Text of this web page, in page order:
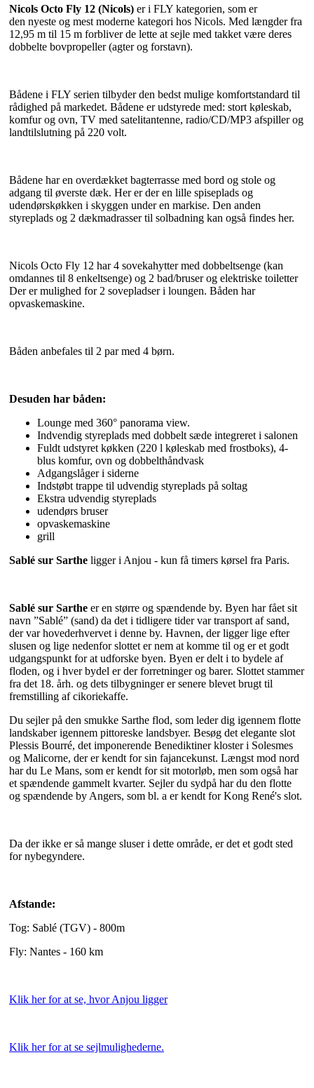
Nicols Octo Fly 12 (Nicols) er i FLY kategorien, som er
den nyeste og mest moderne kategori hos Nicols. Med længder fra
12,95 m til 15 m forbliver de lette at sejle med takket være deres
dobbelte bovpropeller (agter og forstavn).
Bådene i FLY serien tilbyder den bedst mulige komfortstandard til
rådighed på markedet. Bådene er udstyrede med: stort køleskab,
komfur og ovn, TV med satelitantenne, radio/CD/MP3 afspiller og
landtilslutning på 220 volt.
Bådene har en overdækket bagterrasse med bord og stole og
adgang til øverste dæk. Her er der en lille spiseplads og
udendørskøkken i skyggen under en markise. Den anden
styreplads og 2 dækmadrasser til solbadning kan også findes her.
Nicols Octo Fly 12 har 4 sovekahytter med dobbeltsenge (kan
omdannes til 8 enkeltsenge) og 2 bad/bruser og elektriske toiletter
Der er mulighed for 2 sovepladser i loungen. Båden har
opvaskemaskine.
Båden anbefales til 2 par med 4 børn.
Desuden har båden:
Lounge med 360° panorama view.
Indvendig styreplads med dobbelt sæde integreret i salonen
Fuldt udstyret køkken (220 l køleskab med frostboks), 4-
blus komfur, ovn og dobbelthåndvask
Adgangslåger i siderne
Indstøbt trappe til udvendig styreplads på soltag
Ekstra udvendig styreplads
udendørs bruser
opvaskemaskine
grill
Sablé sur Sarthe ligger i Anjou - kun få timers kørsel fra Paris.
Sablé sur Sarthe er en større og spændende by. Byen har fået sit
navn ”Sablé” (sand) da det i tidligere tider var transport af sand,
der var hovederhvervet i denne by. Havnen, der ligger lige efter
slusen og lige nedenfor slottet er nem at komme til og er et godt
udgangspunkt for at udforske byen. Byen er delt i to bydele af
floden, og i hver bydel er der forretninger og barer. Slottet stammer
fra det 18. årh. og dets tilbygninger er senere blevet brugt til
fremstilling af cikoriekaffe.
Du sejler på den smukke Sarthe flod, som leder dig igennem flotte
landskaber igennem pittoreske landsbyer. Besøg det elegante slot
Plessis Bourré, det imponerende Benediktiner kloster i Solesmes
og Malicorne, der er kendt for sin fajancekunst. Længst mod nord
har du Le Mans, som er kendt for sit motorløb, men som også har
et spændende gammelt kvarter. Sejler du sydpå har du den flotte
og spændende by Angers, som bl. a er kendt for Kong René's slot.
Da der ikke er så mange sluser i dette område, er det et godt sted
for nybegyndere.
Afstande:
Tog: Sablé (TGV) - 800m
Fly: Nantes - 160 km
Klik her for at se, hvor Anjou ligger
Klik her for at se sejlmulighederne.